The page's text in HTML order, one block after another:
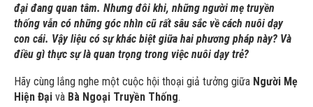
đại đang quan tâm. Nhưng đôi khi, những người mẹ truyền
thống vẫn có những góc nhìn cũ rất sâu sắc về cách nuôi dạy
con cái. Vậy liệu có sự khác biệt giữa hai phương pháp này? Và
điều gì thực sự là quan trọng trong việc nuôi dạy trẻ?
Hãy cùng lắng nghe một cuộc hội thoại giả tưởng giữa Người Mẹ
Hiện Đại và Bà Ngoại Truyền Thống.